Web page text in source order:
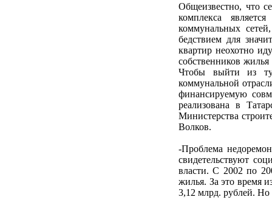
Общеизвестно, что
комплекса
коммунальных
бедствием для
квартир неохотно
собственников
Чтобы выйти из
коммунальной
финансируемую
реализована в
Министерства
Волков.
-Проблема
свидетельствуют
власти. С 2002 по
жилья. За это время
3,12 млрд. рублей. Но